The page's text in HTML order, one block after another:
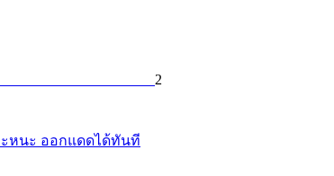
2
ะหนะ ออกแดดได้ทันที